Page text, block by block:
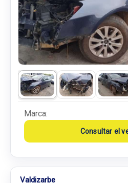
Marca:
Consultar el
Valdizarbe